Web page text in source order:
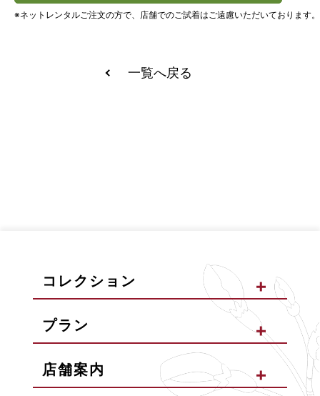
※ネットレンタルご注文の方で、店舗でのご試着はご遠慮いただいております。
一覧へ戻る
コレクション
プラン
店舗案内